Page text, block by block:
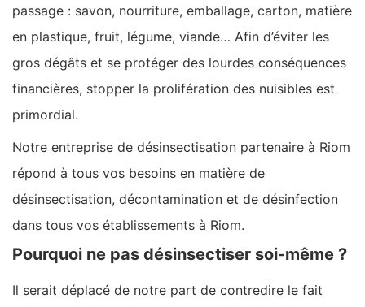
passage : savon, nourriture, emballage, carton, matière
en plastique, fruit, légume, viande… Afin d’éviter les
gros dégâts et se protéger des lourdes conséquences
financières, stopper la prolifération des nuisibles est
primordial.
Notre entreprise de désinsectisation partenaire à Riom
répond à tous vos besoins en matière de
désinsectisation, décontamination et de désinfection
dans tous vos établissements à Riom.
Pourquoi ne pas désinsectiser soi-même ?
Il serait déplacé de notre part de contredire le fait